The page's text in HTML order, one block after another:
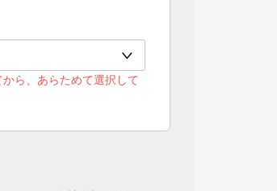
ら、あらためて選択して